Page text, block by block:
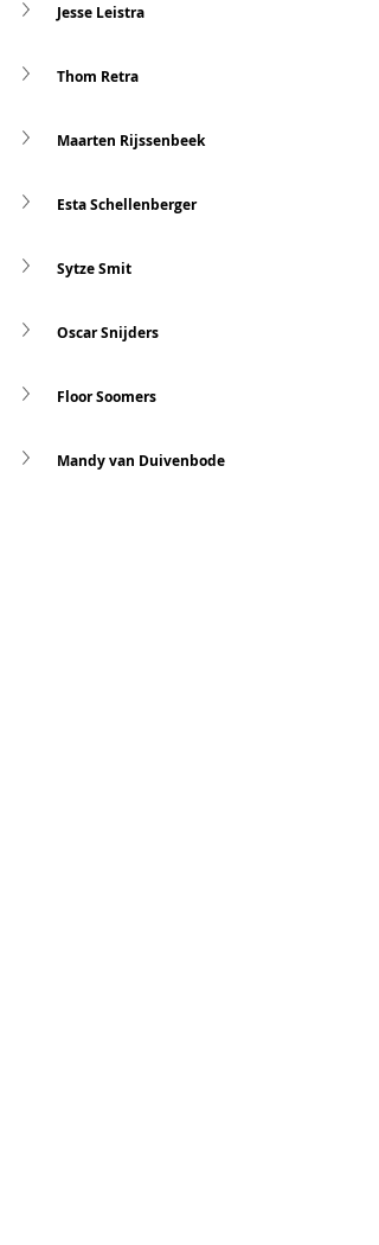
Jesse Leistra
Thom Retra
Maarten Rijssenbeek
Esta Schellenberger
Sytze Smit
Oscar Snijders
Floor Soomers
Mandy van Duivenbode